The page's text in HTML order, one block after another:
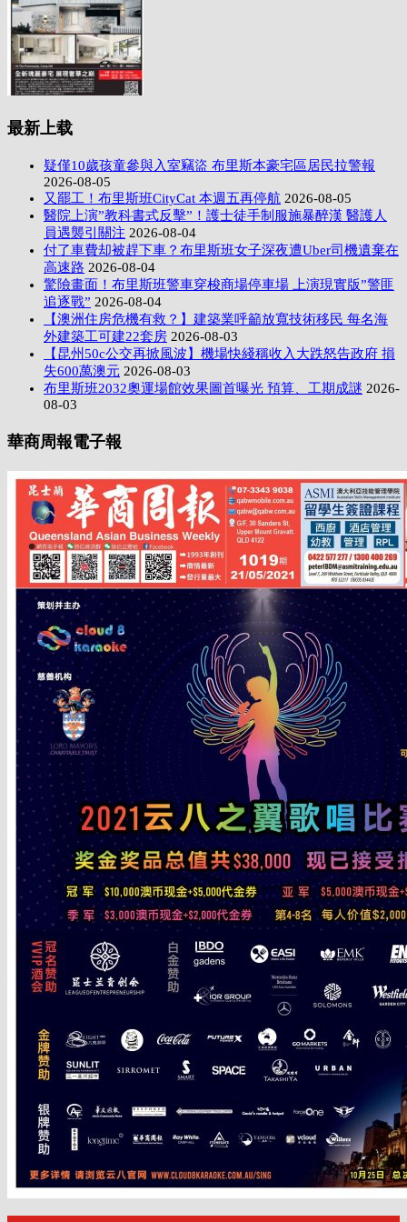
最新上载
疑僅10歲孩童參與入室竊盜 布里斯本豪宅區居民拉警報
2026-08-05
又罷工！布里斯班CityCat 本週五再停航 2026-08-05
醫院上演”教科書式反擊”！護士徒手制服施暴醉漢 醫護人
員遇襲引關注 2026-08-04
付了車費却被趕下車？布里斯班女子深夜遭Uber司機遺棄在
高速路 2026-08-04
驚險畫面！布里斯班警車穿梭商場停車場 上演現實版”警匪
追逐戰” 2026-08-04
【澳洲住房危機有救？】建築業呼籲放寬技術移民 每名海
外建築工可建22套房 2026-08-03
【昆州50c公交再掀風波】機場快綫稱收入大跌怒告政府 損
失600萬澳元 2026-08-03
布里斯班2032奧運場館效果圖首曝光 預算、工期成謎 2026-
08-03
華商周報電子報